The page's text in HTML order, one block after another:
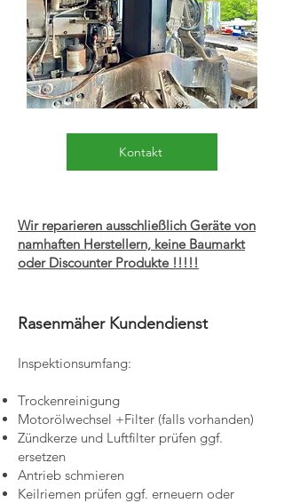
Wir reparieren ausschließlich Geräte von
namhaften Herstellern, keine Baumarkt
oder Discounter Produkte !!!!!
Rasenmäher Kundendienst
Inspektionsumfang:
Trockenreinigung
Motorölwechsel +Filter (falls vorhanden)
Zündkerze und Luftfilter prüfen ggf.
ersetzen
Antrieb schmieren
Keilriemen prüfen ggf. erneuern oder
Kontakt